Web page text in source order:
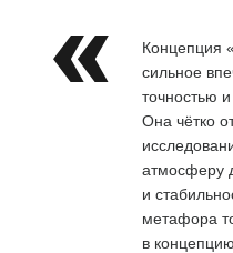
Концепция
сильное
точностью
Она чётко
атмосферу
и
метафора
в